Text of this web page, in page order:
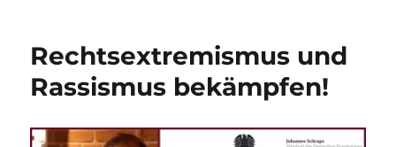
Rechtsextremismus und
Rassismus bekämpfen!